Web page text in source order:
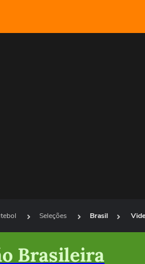
Seleções Brasil
Brasileira